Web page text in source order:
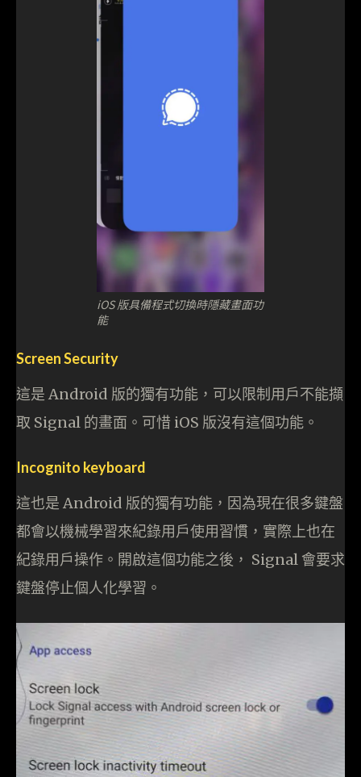
iOS 版具備程式切換時隱藏畫面功
能
Screen Security
這是 Android 版的獨有功能，可以限制用戶不能擷
取 Signal 的畫面。可惜 iOS 版沒有這個功能。
Incognito keyboard
這也是 Android 版的獨有功能，因為現在很多鍵盤
都會以機械學習來紀錄用戶使用習慣，實際上也在
紀錄用戶操作。開啟這個功能之後， Signal 會要求
鍵盤停止個人化學習。